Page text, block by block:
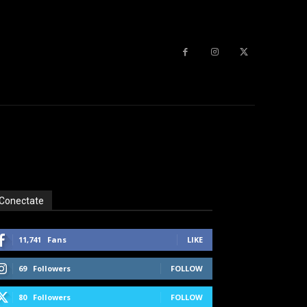
11,741 Fans LIKE
69 Followers FOLLOW
80 Followers FOLLOW